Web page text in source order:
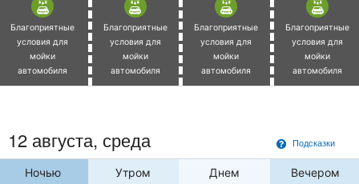
Благоприятные
условия для
мойки
автомобиля
Благоприятные
условия для
мойки
автомобиля
Благоприятные
условия для
мойки
автомобиля
Благоприятные
условия для
мойки
автомобиля
Подсказки
12 августа, среда
Ночью Утром Днем Вечером